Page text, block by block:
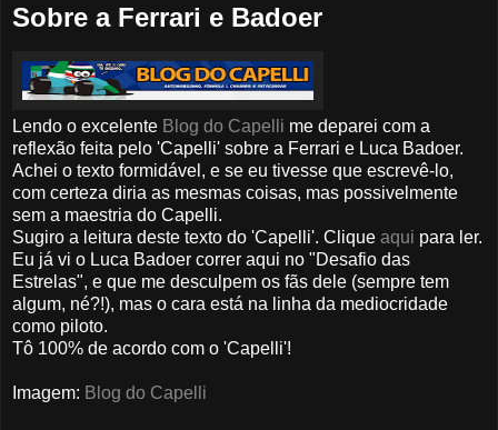
Sobre a Ferrari e Badoer
Lendo o excelente Blog do Capelli me deparei com a
reflexão feita pelo 'Capelli' sobre a Ferrari e Luca Badoer.
Achei o texto formidável, e se eu tivesse que escrevê-lo,
com certeza diria as mesmas coisas, mas possivelmente
sem a maestria do Capelli.
Sugiro a leitura deste texto do 'Capelli'. Clique aqui para ler.
Eu já vi o Luca Badoer correr aqui no "Desafio das
Estrelas", e que me desculpem os fãs dele (sempre tem
algum, né?!), mas o cara está na linha da mediocridade
como piloto.
Tô 100% de acordo com o 'Capelli'!
Imagem: Blog do Capelli